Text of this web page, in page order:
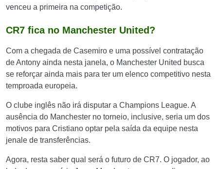
venceu a primeira na competição.
CR7 fica no Manchester United?
Com a chegada de Casemiro e uma possível contratação
de Antony ainda nesta janela, o Manchester United busca
se reforçar ainda mais para ter um elenco competitivo nesta
temproada europeia.
O clube inglês não irá disputar a Champions League. A
ausência do Manchester no torneio, inclusive, seria um dos
motivos para Cristiano optar pela saída da equipe nesta
jenale de transferências.
Agora, resta saber qual será o futuro de CR7. O jogador, ao